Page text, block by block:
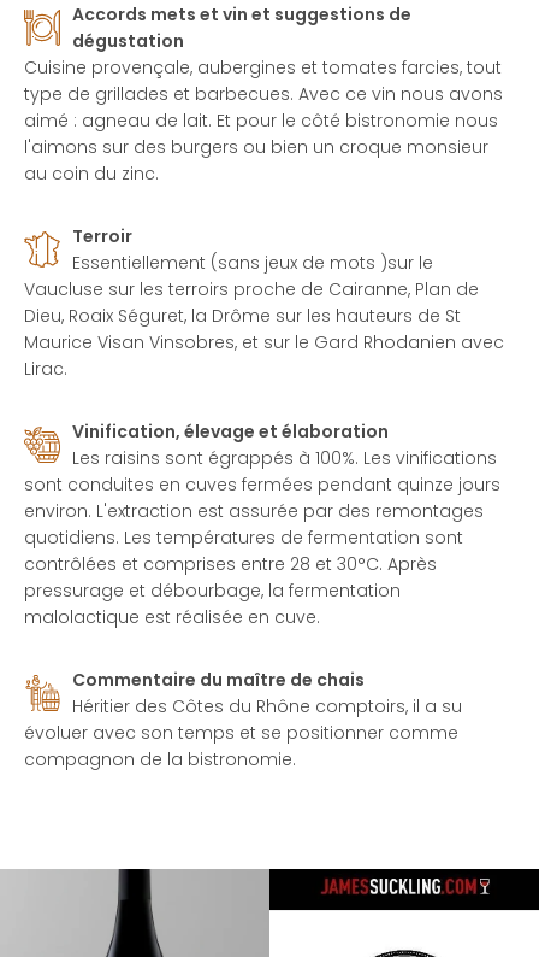
Accords mets et vin et suggestions de
dégustation
Cuisine provençale, aubergines et tomates farcies, tout
type de grillades et barbecues. Avec ce vin nous avons
aimé : agneau de lait. Et pour le côté bistronomie nous
l'aimons sur des burgers ou bien un croque monsieur
au coin du zinc.
Terroir
Essentiellement (sans jeux de mots )sur le
Vaucluse sur les terroirs proche de Cairanne, Plan de
Dieu, Roaix Séguret, la Drôme sur les hauteurs de St
Maurice Visan Vinsobres, et sur le Gard Rhodanien avec
Lirac.
Vinification, élevage et élaboration
Les raisins sont égrappés à 100%. Les vinifications
sont conduites en cuves fermées pendant quinze jours
environ. L'extraction est assurée par des remontages
quotidiens. Les températures de fermentation sont
contrôlées et comprises entre 28 et 30°C. Après
pressurage et débourbage, la fermentation
malolactique est réalisée en cuve.
Commentaire du maître de chais
Héritier des Côtes du Rhône comptoirs, il a su
évoluer avec son temps et se positionner comme
compagnon de la bistronomie.